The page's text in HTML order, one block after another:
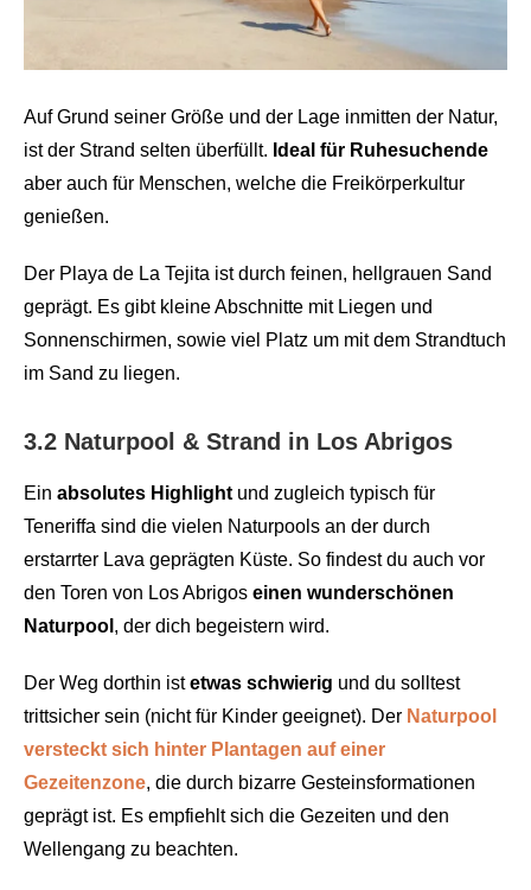
Auf Grund seiner Größe und der Lage inmitten der Natur,
ist der Strand selten überfüllt. Ideal für Ruhesuchende
aber auch für Menschen, welche die Freikörperkultur
genießen.
Der Playa de La Tejita ist durch feinen, hellgrauen Sand
geprägt. Es gibt kleine Abschnitte mit Liegen und
Sonnenschirmen, sowie viel Platz um mit dem Strandtuch
im Sand zu liegen.
3.2 Naturpool & Strand in Los Abrigos
Ein absolutes Highlight und zugleich typisch für
Teneriffa sind die vielen Naturpools an der durch
erstarrter Lava geprägten Küste. So findest du auch vor
den Toren von Los Abrigos einen wunderschönen
Naturpool , der dich begeistern wird.
Der Weg dorthin istetwas schwierig und du solltest
trittsicher sein (nicht für Kinder geeignet). Der Naturpool
versteckt sich hinter Plantagen auf einer
Gezeitenzone, die durch bizarre Gesteinsformationen
geprägt ist. Es empfiehlt sich die Gezeiten und den
Wellengang zu beachten.